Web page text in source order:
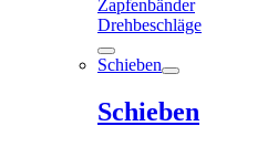
Zapfenbänder
Drehbeschläge
Schieben
Schieben